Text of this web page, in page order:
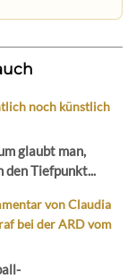
noch künstlich
glaubt man,
den Tiefpunkt...
von Claudia
bei der ARD vom